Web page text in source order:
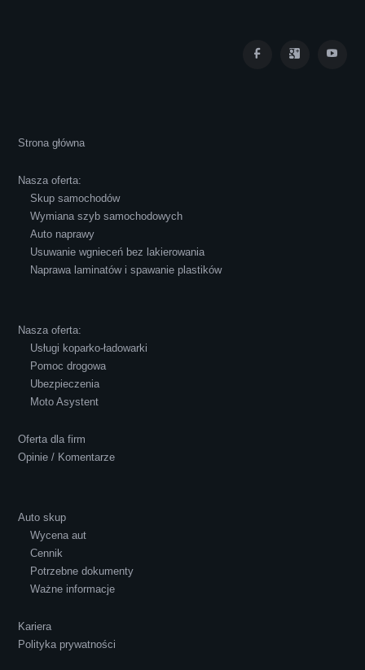
atmosferze, czego z reguły nie można
powiedzieć o innych firmach tego type.
Pozdrawiam i polecam!
Polecam S-Car.pl, szybka i bardzo miła
Strona główna
Nasza oferta:
Skup samochodów
Wymiana szyb samochodowych
Auto naprawy
Usuwanie wgnieceń bez lakierowania
Naprawa laminatów i spawanie plastików
Nasza oferta:
Usługi koparko-ładowarki
Pomoc drogowa
Ubezpieczenia
Moto Asystent
Oferta dla firm
Opinie / Komentarze
Auto skup
Wycena aut
Cennik
Potrzebne dokumenty
Ważne informacje
Kariera
Polityka prywatności